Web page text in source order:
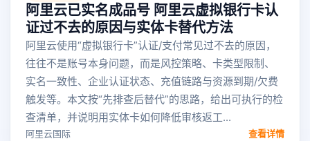
阿里云已实名成品号 阿里云虚拟银行卡认
证过不去的原因与实体卡替代方法
阿里云使用“虚拟银行卡”认证/支付常见过不去的原因，
往往不是账号本身问题，而是风控策略、卡类型限制、
实名一致性、企业认证状态、充值链路与资源到期/欠费
触发等。本文按“先排查后替代”的思路，给出可执行的检
查清单，并说明用实体卡如何降低审核返工...
阿里云国际 查看详情